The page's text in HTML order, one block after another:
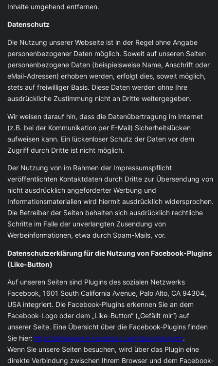
Inhalte umgehend entfernen.
Datenschutz
Die Nutzung unserer Webseite ist in der Regel ohne Angabe
personenbezogener Daten möglich. Soweit auf unseren Seiten
personenbezogene Daten (beispielsweise Name, Anschrift oder
eMail-Adressen) erhoben werden, erfolgt dies, soweit möglich,
stets auf freiwilliger Basis. Diese Daten werden ohne Ihre
ausdrückliche Zustimmung nicht an Dritte weitergegeben.
Wir weisen darauf hin, dass die Datenübertragung im Internet
(z.B. bei der Kommunikation per E-Mail) Sicherheitslücken
aufweisen kann. Ein lückenloser Schutz der Daten vor dem
Zugriff durch Dritte ist nicht möglich.
Der Nutzung von im Rahmen der Impressumspflicht
veröffentlichten Kontaktdaten durch Dritte zur Übersendung von
nicht ausdrücklich angeforderter Werbung und
Informationsmaterialien wird hiermit ausdrücklich widersprochen.
Die Betreiber der Seiten behalten sich ausdrücklich rechtliche
Schritte im Falle der unverlangten Zusendung von
Werbeinformationen, etwa durch Spam-Mails, vor.
Datenschutzerklärung für die Nutzung von Facebook-Plugins
(Like-Button)
Auf unseren Seiten sind Plugins des sozialen Netzwerks
Facebook, 1601 South California Avenue, Palo Alto, CA 94304,
USA integriert. Die Facebook-Plugins erkennen Sie an dem
Facebook-Logo oder dem „Like-Button“ („Gefällt mir“) auf
unserer Seite. Eine Übersicht über die Facebook-Plugins finden
Sie hier: http://developers.facebook.com/docs/plugins/.
Wenn Sie unsere Seiten besuchen, wird über das Plugin eine
direkte Verbindung zwischen Ihrem Browser und dem Facebook-